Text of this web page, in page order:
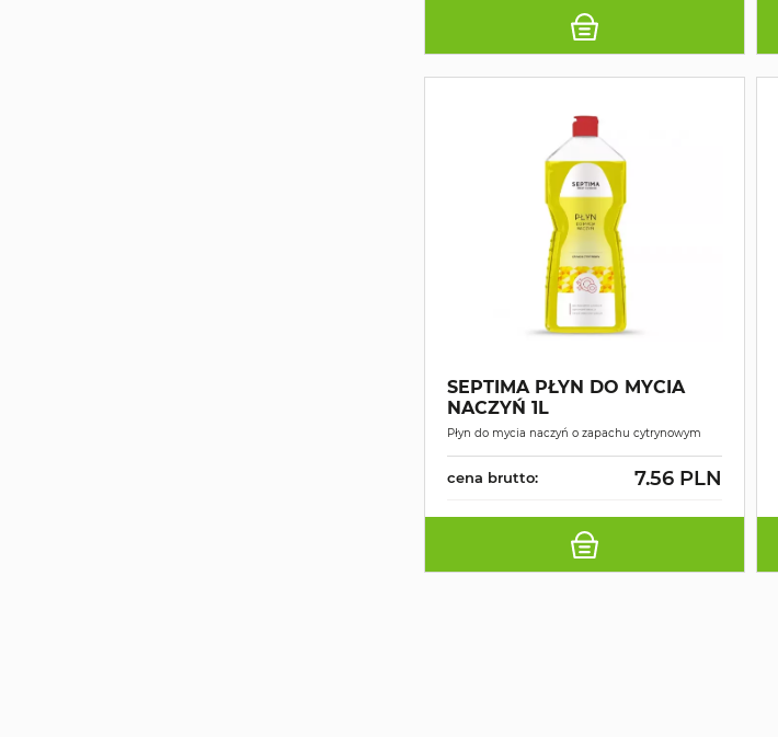
SEPTIMA PŁYN DO MYCIA
NACZYŃ 1L
Płyn do mycia naczyń o zapachu cytrynowym
cena brutto: 7.56 PLN